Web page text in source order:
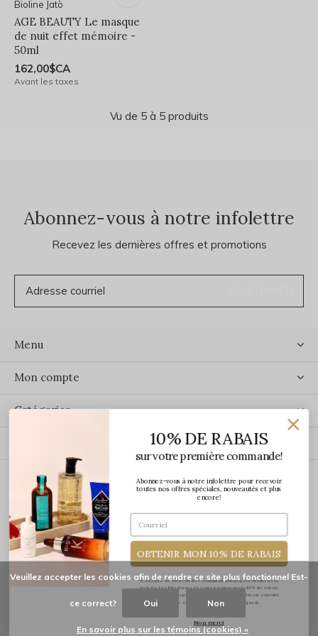
Bioline Jatò
AGE BEAUTY Le masque
de nuit effet mémoire -
50ml
162,00$CA
Avant les taxes
Vu de 5 à 5 produits
Abonnez-vous à notre infolettre
Recevez les dernières offres et promotions
Menu
Mon compte
Catégories
ÉCRIVEZ-NOUS
© Copyright2026-Les Précieuses
Veuillez accepter les cookies afin de rendre ce site plus fonctionnel Est-
ce correct? Oui Non
En savoir plus sur les témoins (cookies) »
10% DE RABAIS
sur votre première commande!
Abonnez-vous à notre infolettre pour recevoir
toutes nos offres spéciales, nouveautés et plus
encore!
OBTENIR MON 10% DE RABAIS
*J'accepte de recevoir des communications par courriel de la
part de Les Précieuses. Le code promo pour le 10% de rabais
vous sera transmis par courriel une fois votre adresse courriel
confirmée. Certaines exclusions s'appliquent.
Non merci